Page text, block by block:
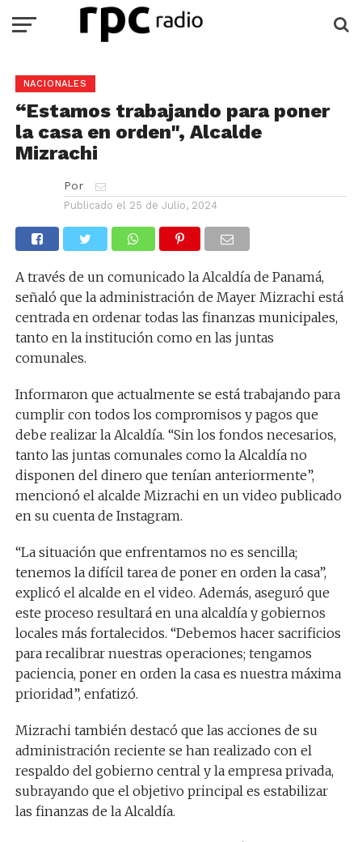
NACIONALES
“Estamos trabajando para poner
la casa en orden", Alcalde
Mizrachi
Por
Publicado el 25 de Julio, 2024
A través de un comunicado la Alcaldía de Panamá,
señaló que la administración de Mayer Mizrachi está
centrada en ordenar todas las finanzas municipales,
tanto en la institución como en las juntas
comunales.
Informaron que actualmente se está trabajando para
cumplir con todos los compromisos y pagos que
debe realizar la Alcaldía. “Sin los fondos necesarios,
tanto las juntas comunales como la Alcaldía no
disponen del dinero que tenían anteriormente”,
mencionó el alcalde Mizrachi en un video publicado
en su cuenta de Instagram.
“La situación que enfrentamos no es sencilla;
tenemos la difícil tarea de poner en orden la casa”,
explicó el alcalde en el video. Además, aseguró que
este proceso resultará en una alcaldía y gobiernos
locales más fortalecidos. “Debemos hacer sacrificios
para recalibrar nuestras operaciones; tengamos
paciencia, poner en orden la casa es nuestra máxima
prioridad”, enfatizó.
Mizrachi también destacó que las acciones de su
administración reciente se han realizado con el
respaldo del gobierno central y la empresa privada,
subrayando que el objetivo principal es estabilizar
las finanzas de la Alcaldía.